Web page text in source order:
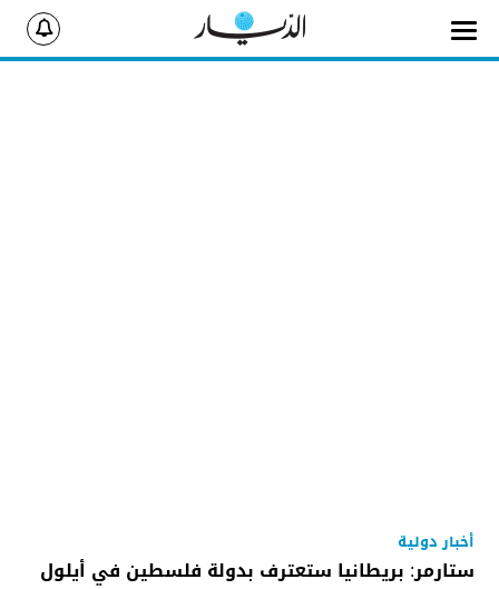
أخبار دولية
ستارمر: بريطانيا ستعترف بدولة فلسطين في أيلول